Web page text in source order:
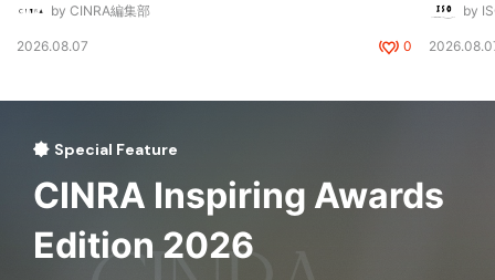
by CINRA編集部
2026.08.07 0
by
Special Feature
CINRA Inspiring Awards
Edition 2026